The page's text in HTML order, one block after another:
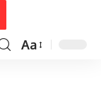
Aa